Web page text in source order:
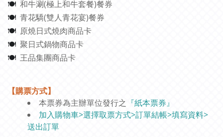
🍽 和牛涮(極上和牛套餐)餐券
🍽 青花驕(雙人青花宴)餐券
🍽 原燒日式燒肉商品卡
🍽 聚日式鍋物商品卡
🍽 王品集團商品卡
【購票方式】
本票券為主辦單位發行之 『紙本票券』
加入購物車>選擇取票方式>訂單結帳>填寫資料>
送出訂單